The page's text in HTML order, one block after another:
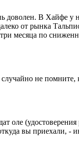
доволен. В Хайфе
от рынка
месяца по
не
оле
откуда вы